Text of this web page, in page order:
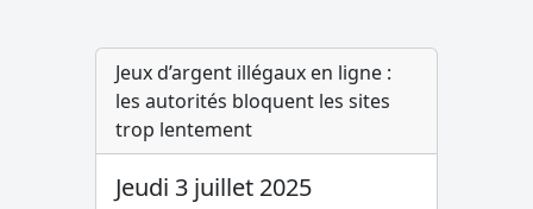
Jeux d’argent illégaux en ligne :
les autorités bloquent les sites
trop lentement
Jeudi 3 juillet 2025